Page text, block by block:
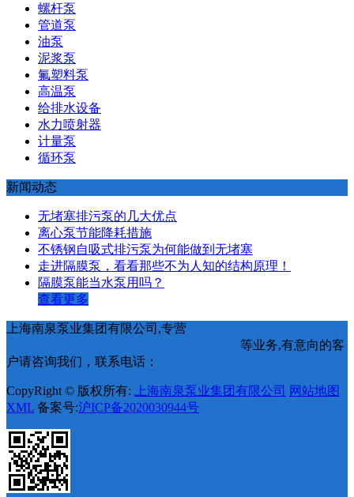
螺杆泵
管道泵
油泵
泥浆泵
氟塑料泵
高温泵
给排水设备
水力喷射器
计量泵
循环泵
新闻动态
无堵塞排污泵的几大优点
离心泵节能降耗措施
不锈钢自吸式排污泵为何能做到无堵塞
走进隔膜泵，看看那些不为人知的结构原理！
隔膜泵能当水泵用吗？
查看更多
上海南泉泵业集团有限公司,专营
等业务,有意向的客
户请咨询我们，联系电话：
CopyRight © 版权所有: 上海南泉泵业集团有限公司 网站地图
XML 备案号:沪ICP备2020030944号